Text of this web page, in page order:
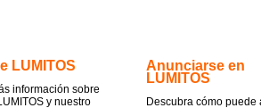
LUMITOS
información sobre
y nuestro
Anunciarse en
LUMITOS
Descubra cómo puede